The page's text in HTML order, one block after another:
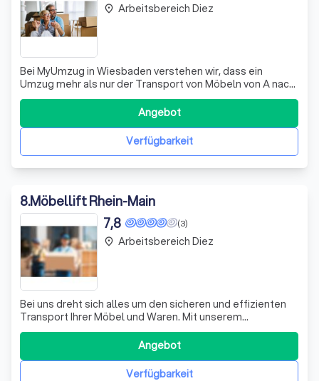
Bei MyUmzug in Wiesbaden verstehen wir, dass ein
Umzug mehr als nur der Transport von Möbeln von A nach
B ist. Es geht um den Beginn eines neuen Kapitels in Ihrem
Leben. Deshalb bieten wir Ihnen einen umfassenden Full-
Service, der alle Aspekte Ihres Umzugs abdeckt. Von der
Entrümpelung über das RenoVerfügbarkeit
Angebot
place Arbeitsbereich Diez
8.Möbellift Rhein-Main
(3)
7,8
Bei uns dreht sich alles um den sicheren und effizienten
Transport Ihrer Möbel und Waren. Mit unserem
professionellen Möbellift-Service garantieren wir, dass
Ihre Einrichtungsgegenstände unversehrt und ohne
Beschädigungen an ihrem neuen Standort ankommen.
Unsere leistungsstarken Möbellifte können se
Verfügbarkeit
Angebot
place Arbeitsbereich Diez